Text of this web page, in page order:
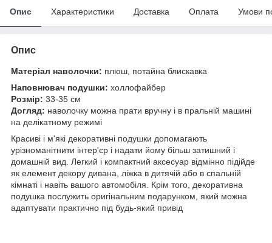
Опис Характеристики Доставка Оплата Умови
Опис
Матеріал наволочки: плюш, потайна блискавка
Наповнювач подушки: холлофайбер
Розмір: 33-35 см
Догляд: наволочку можна прати вручну і в пральній машині
на делікатному режимі
Красиві і м'які декоративні подушки допомагають
урізноманітнити інтер'єр і надати йому більш затишний і
домашній вид. Легкий і компактний аксесуар відмінно підійде
як елемент декору дивана, ліжка в дитячій або в спальній
кімнаті і навіть вашого автомобіля. Крім того, декоративна
подушка послужить оригінальним подарунком, який можна
адаптувати практично під будь-який привід